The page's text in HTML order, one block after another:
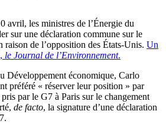
avril, les ministres de l’Énergie du
sur une déclaration commune sur le
raison de l’opposition des États-Unis. Un
le Journal de l’Environnement.
Développement économique, Carlo
préféré « réserver leur position » par
par le G7 à Paris sur le changement
de facto, la signature d’une déclaration